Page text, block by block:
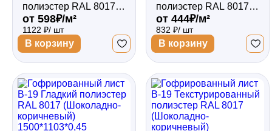
полиэстер RAL 8017
(Шоколадно-
коричневый)
1500*1103*0,5
двухсторонний
от 598₽/м²
1122 ₽/ шт
В корзину
полиэстер RAL 8017
(Шоколадно-
коричневый)
1500*1103*0,4
односторонний
от 444₽/м²
832 ₽/ шт
В корзину